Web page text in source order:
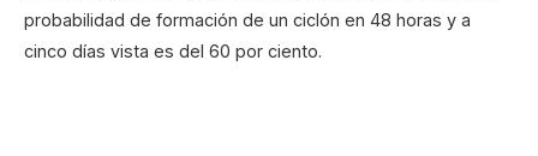
probabilidad de formación de un ciclón en 48 horas y a
cinco días vista es del 60 por ciento.